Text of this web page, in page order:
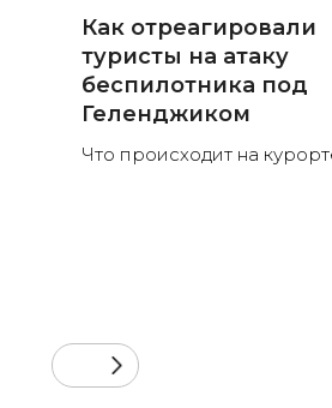
Как отреагировали
туристы на атаку
беспилотника под
Геленджиком
Что происходит на